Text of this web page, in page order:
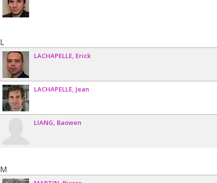
L
LACHAPELLE Erick
LACHAPELLE Jean
LIANG Baowen
M